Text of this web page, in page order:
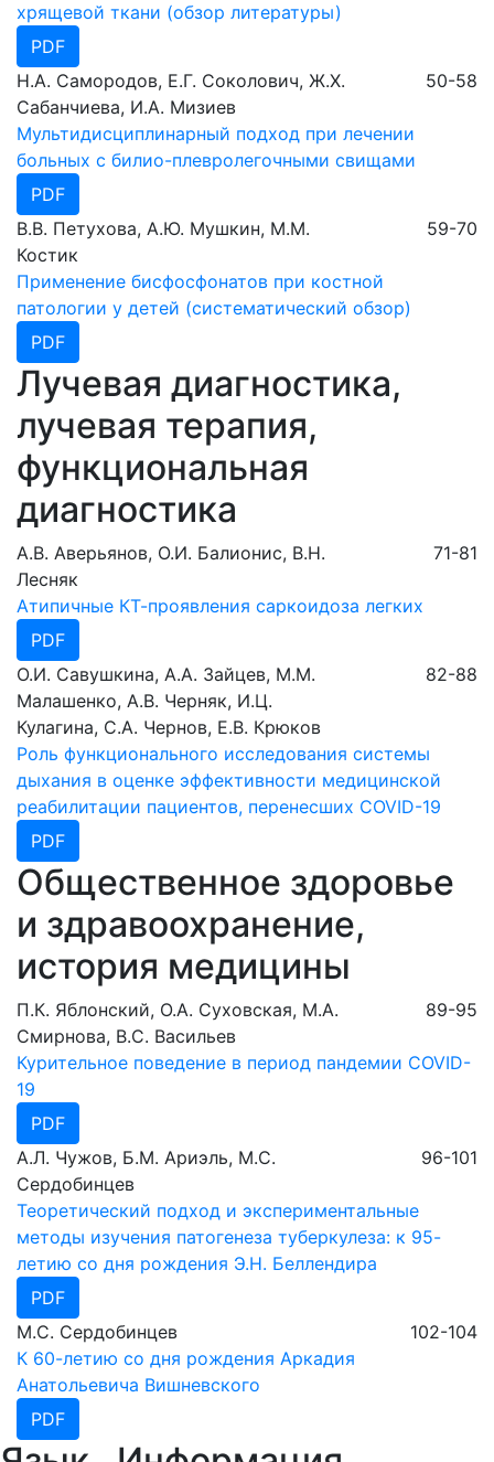
хрящевой ткани (обзор литературы)
PDF
Н.А. Самородов, Е.Г. Соколович, Ж.Х.
Сабанчиева, И.А. Мизиев
50-58
Мультидисциплинарный подход при лечении
больных с билио-плевролегочными свищами
PDF
В.В. Петухова, А.Ю. Мушкин, М.М.
Костик
59-70
Применение бисфосфонатов при костной
патологии у детей (систематический обзор)
PDF
Лучевая диагностика,
лучевая терапия,
функциональная
диагностика
А.В. Аверьянов, О.И. Балионис, В.Н.
Лесняк
71-81
Атипичные КТ-проявления саркоидоза легких
PDF
О.И. Савушкина, А.А. Зайцев, М.М.
Малашенко, А.В. Черняк, И.Ц.
Кулагина, С.А. Чернов, Е.В. Крюков
82-88
Роль функционального исследования системы
дыхания в оценке эффективности медицинской
реабилитации пациентов, перенесших COVID-19
PDF
Общественное здоровье
и здравоохранение,
история медицины
П.К. Яблонский, О.А. Суховская, М.А.
Смирнова, В.С. Васильев
89-95
Курительное поведение в период пандемии COVID-
19
PDF
А.Л. Чужов, Б.М. Ариэль, М.С.
Сердобинцев
96-101
Теоретический подход и экспериментальные
методы изучения патогенеза туберкулеза: к 95-
летию со дня рождения Э.Н. Беллендира
PDF
М.С. Сердобинцев
102-104
К 60-летию со дня рождения Аркадия
Анатольевича Вишневского
PDF